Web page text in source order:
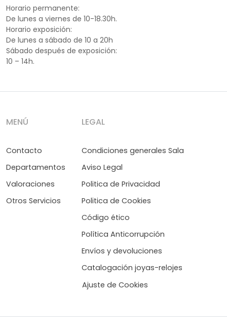
Horario permanente:
De lunes a viernes de 10-18.30h.
Horario exposición:
De lunes a sábado de 10 a 20h
Sábado después de exposición:
10 – 14h.
MENÚ
Contacto
Departamentos
Valoraciones
Otros Servicios
LEGAL
Condiciones generales Sala
Aviso Legal
Politica de Privacidad
Politica de Cookies
Código ético
Política Anticorrupción
Envíos y devoluciones
Catalogación joyas-relojes
Ajuste de Cookies